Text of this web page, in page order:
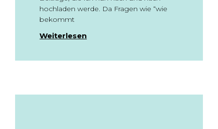
hochladen werde. Da Fragen wie “wie
bekommt
Weiterlesen